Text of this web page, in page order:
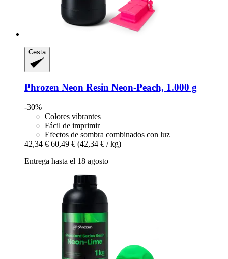
Cesta
Phrozen Neon Resin Neon-​Peach, 1.000 g
-30%
Colores vibrantes
Fácil de imprimir
Efectos de sombra combinados con luz
42,34 € 60,49 € (42,34 € / kg)
Entrega hasta el 18 agosto